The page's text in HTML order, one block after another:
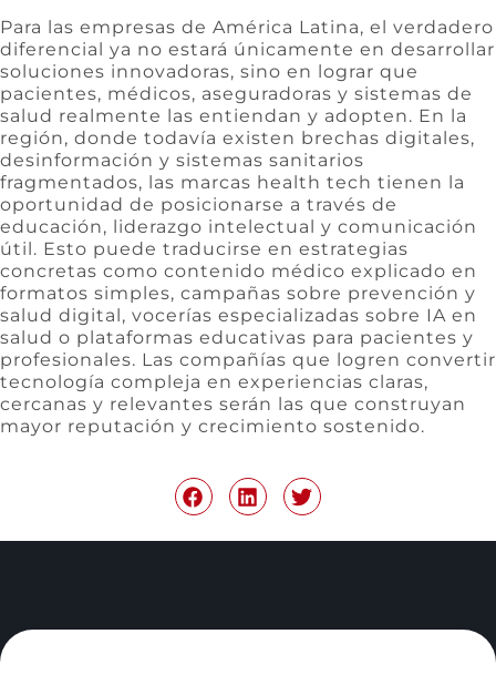
Para las empresas de América Latina, el verdadero
diferencial ya no estará únicamente en desarrollar
soluciones innovadoras, sino en lograr que
pacientes, médicos, aseguradoras y sistemas de
salud realmente las entiendan y adopten. En la
región, donde todavía existen brechas digitales,
desinformación y sistemas sanitarios
fragmentados, las marcas health tech tienen la
oportunidad de posicionarse a través de
educación, liderazgo intelectual y comunicación
útil. Esto puede traducirse en estrategias
concretas como contenido médico explicado en
formatos simples, campañas sobre prevención y
salud digital, vocerías especializadas sobre IA en
salud o plataformas educativas para pacientes y
profesionales. Las compañías que logren convertir
tecnología compleja en experiencias claras,
cercanas y relevantes serán las que construyan
mayor reputación y crecimiento sostenido.